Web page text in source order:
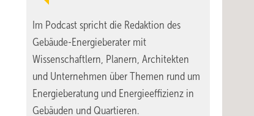
Im Podcast spricht die Redaktion des
Gebäude-Energieberater mit
Wissenschaftlern, Planern, Architekten
und Unternehmen über Themen rund um
Energieberatung und Energieeffizienz in
Gebäuden und Quartieren.